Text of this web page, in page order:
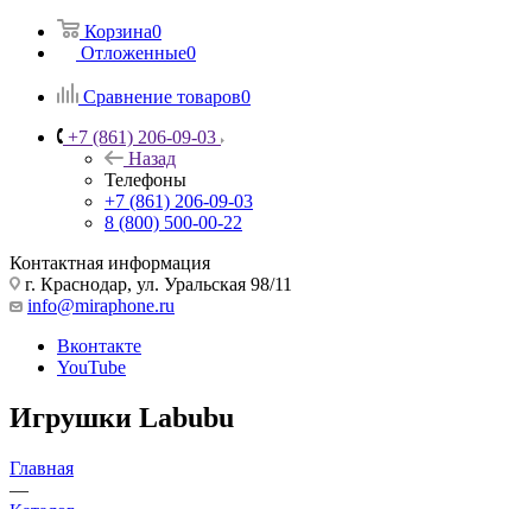
Корзина0
Отложенные0
Сравнение товаров0
+7 (861) 206-09-03
Назад
Телефоны
+7 (861) 206-09-03
8 (800) 500-00-22
Контактная информация
г. Краснодар, ул. Уральская 98/11
info@miraphone.ru
Вконтакте
YouTube
Игрушки Labubu
Главная
—